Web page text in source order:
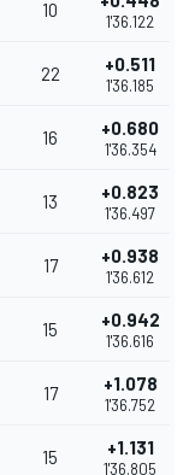
10
1'36.122
22 +0.511
1'36.185
16 +0.680
1'36.354
13 +0.823
1'36.497
17 +0.938
1'36.612
15 +0.942
1'36.616
17 +1.078
1'36.752
15 +1.131
1'36.805